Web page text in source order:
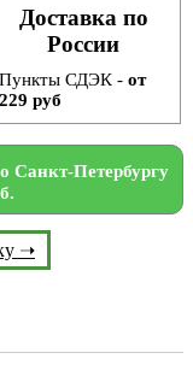
Доставка по
России
Пункты СДЭК - от
229 руб
Санкт-Петербургу
➝